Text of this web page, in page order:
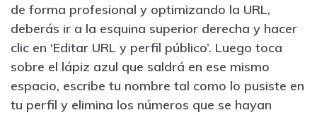
de forma profesional y optimizando la URL,
deberás ir a la esquina superior derecha y hacer
clic en ‘Editar URL y perfil público’. Luego toca
sobre el lápiz azul que saldrá en ese mismo
espacio, escribe tu nombre tal como lo pusiste en
tu perfil y elimina los números que se hayan